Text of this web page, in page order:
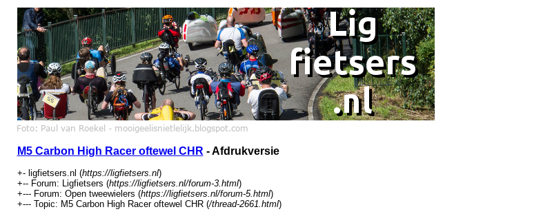
M5 Carbon High Racer oftewel CHR - Afdrukversie
+- ligfietsers.nl (https://ligfietsers.nl)
+-- Forum: Ligfietsers (https://ligfietsers.nl/forum-3.html)
+--- Forum: Open tweewielers (https://ligfietsers.nl/forum-5.html)
+--- Topic: M5 Carbon High Racer oftewel CHR (/thread-2661.html)